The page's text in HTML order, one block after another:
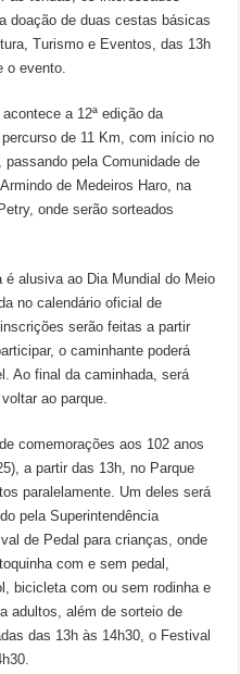
doação de duas cestas básicas
Turismo e Eventos, das 13h
o evento.
a 12ª edição da
de 11 Km, com início no
pela Comunidade de
de Medeiros Haro, na
onde serão sorteados
alusiva ao Dia Mundial do Meio
no calendário oficial de
serão feitas a partir
o caminhante poderá
Ao final da caminhada, será
ao parque.
comemorações aos 102 anos
a partir das 13h, no Parque
paralelamente. Um deles será
pela Superintendência
de Pedal para crianças, onde
com e sem pedal,
bicicleta com ou sem rodinha e
adultos, além de sorteio de
das 13h às 14h30, o Festival